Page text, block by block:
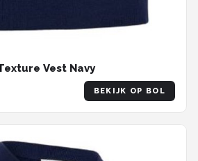
Vest Navy
BEKIJK OP BOL